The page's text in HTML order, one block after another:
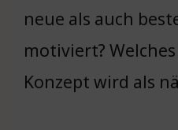
neue als auch
motiviert?
Konzept wird als